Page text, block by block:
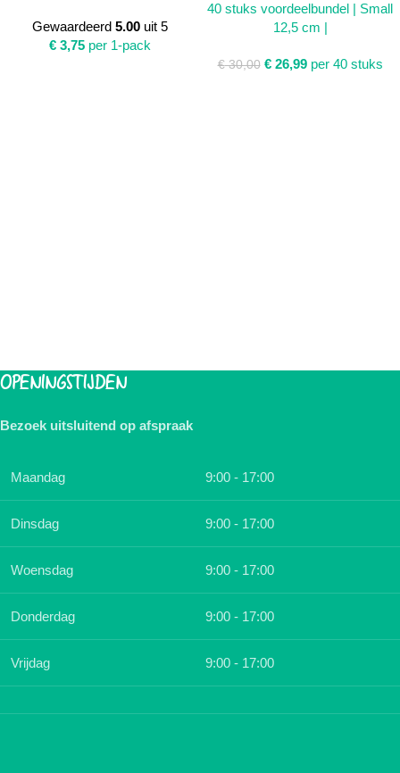
Gewaardeerd 5.00 uit 5
€ 3,75 per 1-pack
40 stuks voordeelbundel | Small
12,5 cm |
€30,00 €26,99 per 40 stuks
OPENINGSTIJDEN
Bezoek uitsluitend op afspraak
Maandag 9:00 - 17:00
Dinsdag 9:00 - 17:00
Woensdag 9:00 - 17:00
Donderdag 9:00 - 17:00
Vrijdag 9:00 - 17:00